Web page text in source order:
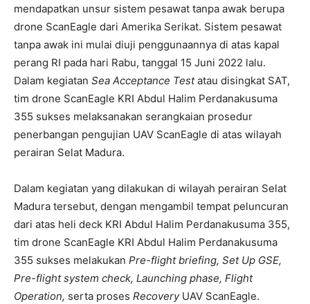
mendapatkan unsur sistem pesawat tanpa awak berupa
drone ScanEagle dari Amerika Serikat. Sistem pesawat
tanpa awak ini mulai diuji penggunaannya di atas kapal
perang RI pada hari Rabu, tanggal 15 Juni 2022 lalu.
Dalam kegiatan Sea Acceptance Testatau disingkat SAT,
tim drone ScanEagle KRI Abdul Halim Perdanakusuma
355 sukses melaksanakan serangkaian prosedur
penerbangan pengujian UAV ScanEagle di atas wilayah
perairan Selat Madura.
Dalam kegiatan yang dilakukan di wilayah perairan Selat
Madura tersebut, dengan mengambil tempat peluncuran
dari atas heli deck KRI Abdul Halim Perdanakusuma 355,
tim drone ScanEagle KRI Abdul Halim Perdanakusuma
355 sukses melakukan Pre-flight briefing, Set Up GSE,
Pre-flight system check, Launching phase, Flight
Operation, serta proses RecoveryUAV ScanEagle.